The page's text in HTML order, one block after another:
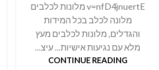
v=nfD4jnuertE מלונות לכלבים
מלונה לכלב בכל המידות
והגדלים, מלונות לכלבים מעץ
מלא עם נגיעות אישיות... עיצ...
CONTINUE READING